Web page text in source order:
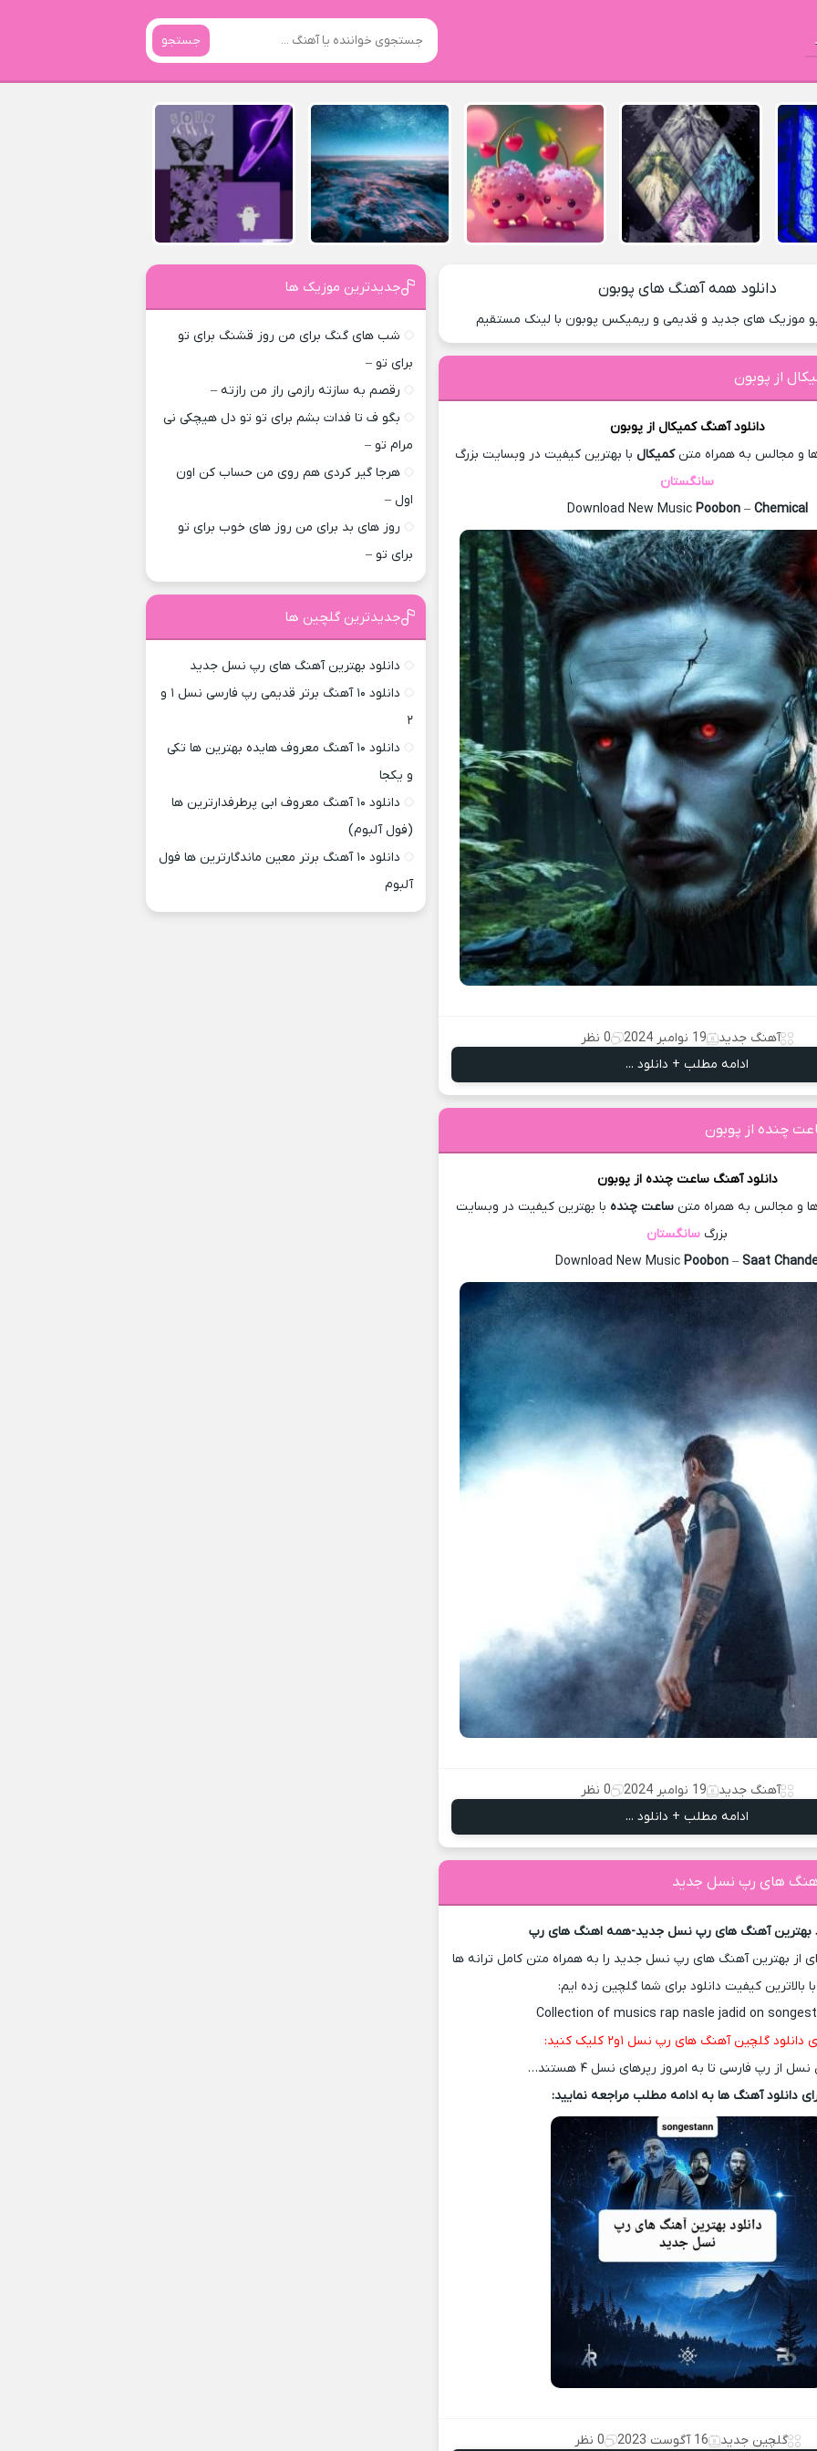
جستجو
دانلود همه آهنگ های پوبون
موزیک های جدید و قدیمی و ریمیکس پوبون با لینک مستقیم
از پوبون
دانلود آهنگ کمیکال ازپوبون
و مجالس به همراه متنکمیکال با بهترین کیفیت در وبسایت بزرگ
سانگستان
Download New Music Poobon– Chemical
آهنگ جدید 19 نوامبر 2024
0 نظر
ادامه مطلب + دانلود ...
چنده از پوبون
دانلود آهنگ ساعت چنده ازپوبون
و مجالس به همراه متنساعت چنده با بهترین کیفیت در وبسایت
بزرگ سانگستان
Download New MusicPoobon –Saat
آهنگ جدید 19 نوامبر 2024
0 نظر
ادامه مطلب + دانلود ...
آهنگ های رپ نسل جدید
بهترین آهنگ های رپ نسل جدید-همه اهنگ های رپ
از بهترین آهنگ های رپ نسل جدید را به همراه متن کامل ترانه ها
با بالاترین کیفیت دانلود برای شما گلچین زده ایم:
Collection of musics rap nasle jadid on
دانلود گلچین آهنگ های رپ نسل ۱و۲ کلیک کنید:
از رپ فارسی تا به امروز رپرهای نسل ۴ هستند…
دانلود آهنگ ها به ادامه مطلب مراجعه نمایید:
گلچین جدید 16 آگوست 2023 0 نظر
جدیدترین موزیک ها
شب های گنگ برای من روز قشنگ برای تو
برای تو –
رقصم به سازته رازمی راز من رازته –
بگو ف تا فدات بشم برای تو تو دل هیچکی نی
مرام تو –
هرجا گیر کردی هم روی من حساب کن اون
اول –
روز های بد برای من روز های خوب برای تو
برای تو –
جدیدترین گلچین ها
دانلود بهترین آهنگ های رپ نسل جدید
دانلود ۱۰ آهنگ برتر قدیمی رپ فارسی نسل ۱ و
۲
دانلود ۱۰ آهنگ معروف هایده بهترین ها تکی
و یکجا
دانلود ۱۰ آهنگ معروف ابی پرطرفدارترین ها
(فول آلبوم)
دانلود ۱۰ آهنگ برتر معین ماندگارترین ها فول
آلبوم